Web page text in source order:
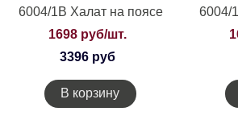
6004/1В Халат на поясе
1698 руб/шт.
3396 руб
В корзину
6004/